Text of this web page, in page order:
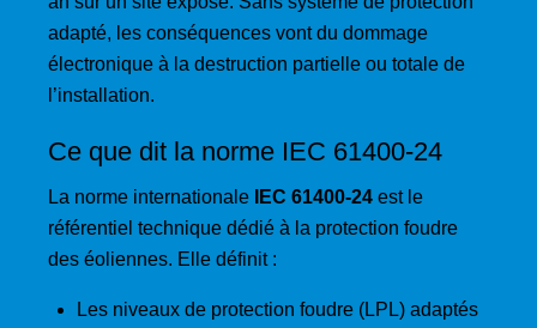
adapté, les conséquences vont du dommage
électronique à la destruction partielle ou totale de
l’installation.
Ce que dit la norme IEC 61400-24
La norme internationale IEC 61400-24 est le
référentiel technique dédié à la protection foudre
des éoliennes. Elle définit :
Les niveaux de protection foudre (LPL) adaptés